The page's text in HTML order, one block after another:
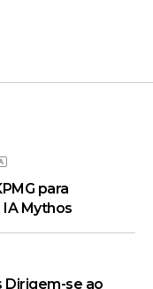
para
Mythos
Dirigem-se ao